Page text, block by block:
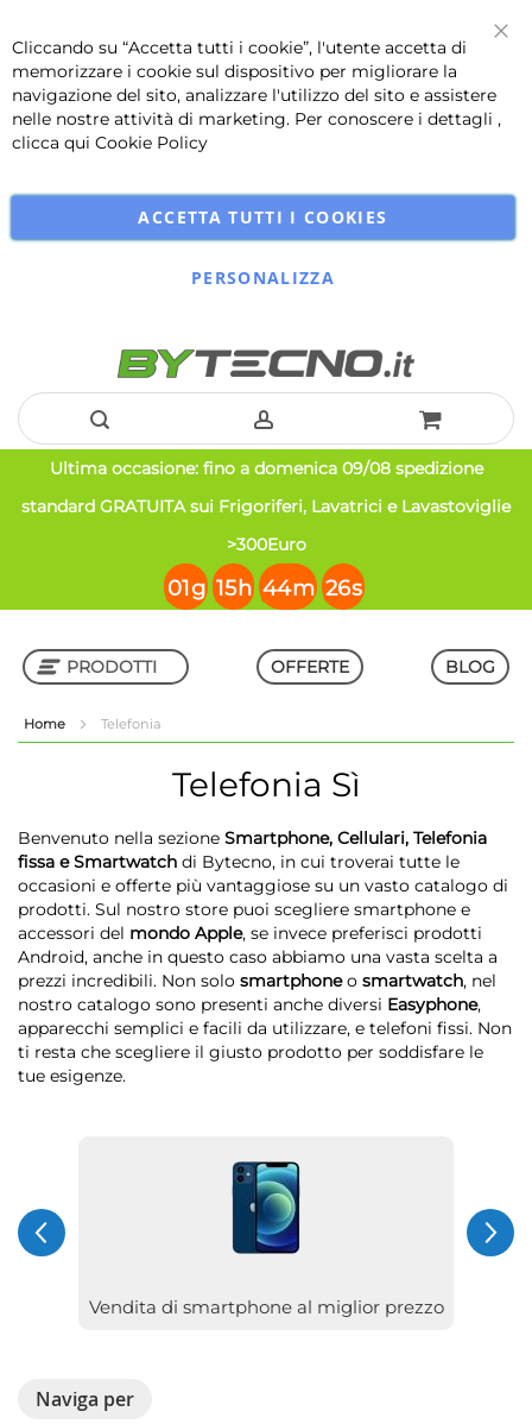
Cliccando su “Accetta tutti i cookie”, l'utente accetta di
memorizzare i cookie sul dispositivo per migliorare la
navigazione del sito, analizzare l'utilizzo del sito e assistere
nelle nostre attività di marketing. Per conoscere i dettagli ,
clicca qui Cookie Policy
ACCETTA TUTTI I COOKIES
PERSONALIZZA
Salta
al
Ultima occasione: fino a domenica 09/08 spedizione
standard GRATUITA sui Frigoriferi, Lavatrici e Lavastoviglie
>300Euro
01g 15h 44m 25s
PRODOTTI OFFERTE BLOG
Home Telefonia
Telefonia Sì
Benvenuto nella sezione Smartphone, Cellulari, Telefonia
fissa e Smartwatch di Bytecno, in cui troverai tutte le
occasioni e offerte più vantaggiose su un vasto catalogo di
prodotti. Sul nostro store puoi scegliere smartphone e
accessori del mondo Apple, se invece preferisci prodotti
Android, anche in questo caso abbiamo una vasta scelta a
prezzi incredibili. Non solo smartphoneo smartwatch, nel
nostro catalogo sono presenti anche diversi Easyphone,
apparecchi semplici e facili da utilizzare, e telefoni fissi. Non
ti resta che scegliere il giusto prodotto per soddisfare le
tue esigenze.
Vendita di smartphone al miglior prezzo
Naviga per